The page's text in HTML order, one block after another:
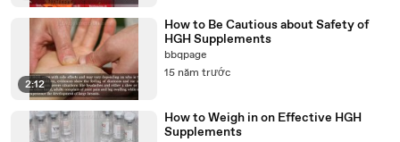
2:12
How to Be Cautious about Safety of
HGH Supplements
bbqpage
15 năm trước
How to Weigh in on Effective HGH
Supplements